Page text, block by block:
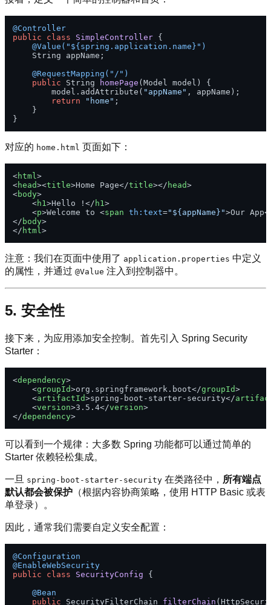
@Controller
public
class SimpleController {
@Value("${spring.application.name}")
    String appName;
@RequestMapping("/")
public String homePage (Model model)
{
        model.addAttribute(
"appName" , appName);
return
"home" ;
    }
对应的 home.html 页面如下：
<html >
<head><title>Home Page</title></ head>
<body>
<h1 >Hello ! </ h1 >
<p>Welcome to <span th:text="${appName}">Our App
</ body>
</ html >
注意：我们在页面中使用了 application.properties 中定义
的属性，并通过 @Value 注入到控制器中。
5. 安全性
接下来，为应用添加安全控制。首先引入 Spring Security
Starter：
<dependency>
<groupId>org.springframework.boot</groupId>
<artifactId>spring-boot-starter-security</
<version>3.5.4</version>
</dependency>
可以看到一个规律：大多数 Spring 功能都可以通过简单的
Starter 依赖轻松集成。
一旦 spring-boot-starter-security 在类路径中， 所有端点
默认都会被保护 （根据内容协商策略，使用 HTTP Basic 或表
单登录）。
因此，通常我们需要自定义安全配置：
@Configuration
@EnableWebSecurity
public
class SecurityConfig {
@Bean
public SecurityFilterChain filterChain